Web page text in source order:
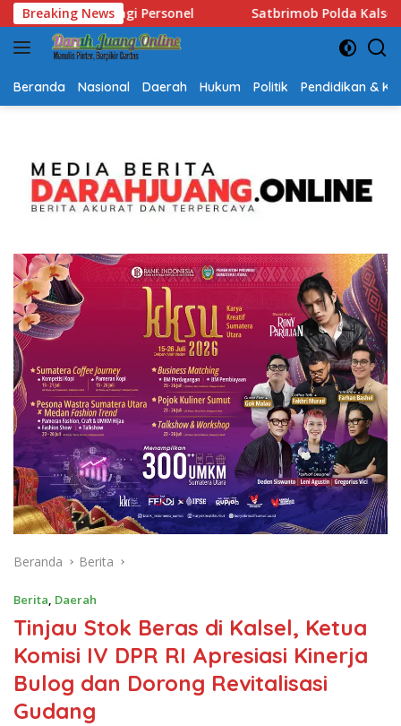
Langsung
ke
konten
Breaking News
Kalsel Hadir Bantu Warga Terdampak Kemarau, Salurkan
Beranda Nasional Daerah Hukum Politik Pendidikan &
Beranda Berita
Berita, Daerah
Tinjau Stok Beras di Kalsel, Ketua
Komisi IV DPR RI Apresiasi Kinerja
Bulog dan Dorong Revitalisasi
Gudang